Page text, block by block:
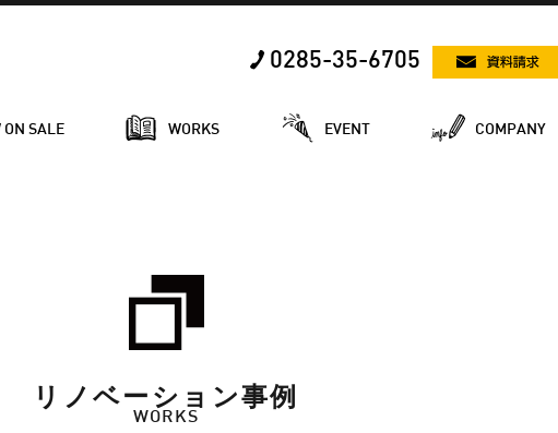
0285-35-6705
ON SALE WORKS EVENT COMPANY
リノベーション事例
WORKS